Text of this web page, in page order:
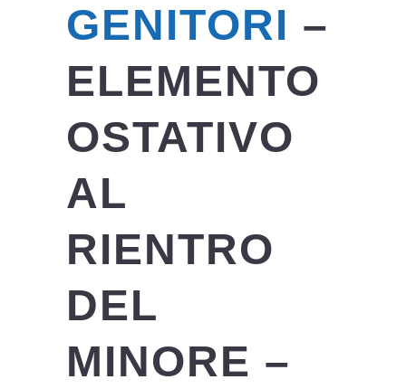
GENITORI –
ELEMENTO
OSTATIVO
AL
RIENTRO
DEL
MINORE –